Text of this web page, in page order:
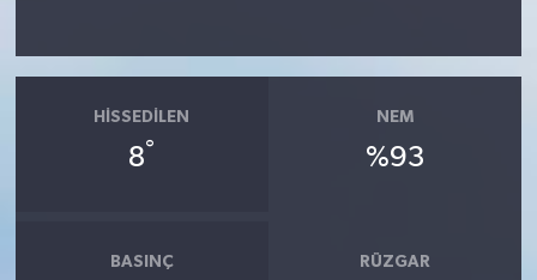
HISSEDILEN
8°
NEM
%93
BASINÇ RÜZGAR